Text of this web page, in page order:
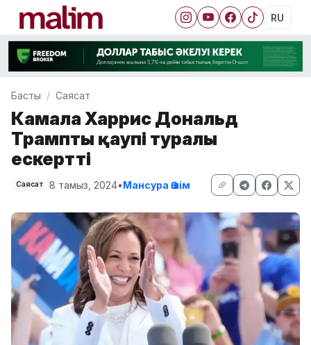
RU
Басты Саясат
Камала Харрис Дональд
Трамптың қаупі туралы
ескертті
Саясат 8 тамыз, 2024•Мансура Әшім